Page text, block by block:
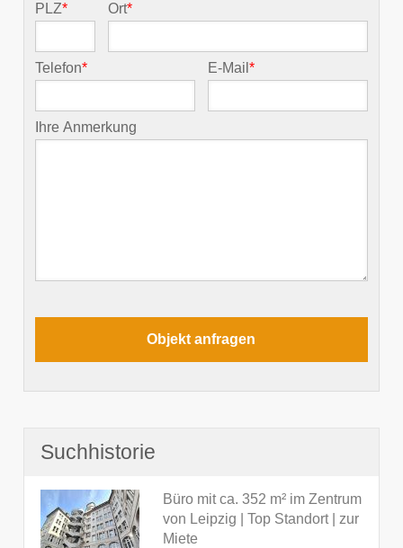
PLZ* Ort*
Telefon* E-Mail*
Ihre Anmerkung
Suchhistorie
Büro mit ca. 352 m² im Zentrum
von Leipzig | Top Standort | zur
Miete